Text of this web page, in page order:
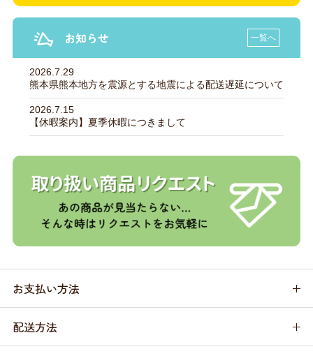
お知らせ 一覧へ
2026.7.29
熊本県熊本地方を震源とする地震による配送遅延について
2026.7.15
【休暇案内】夏季休暇につきまして
お支払い方法
配送方法